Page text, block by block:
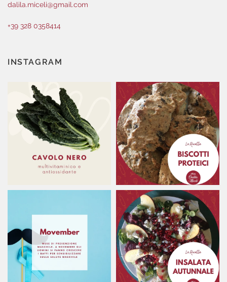
dalila.miceli@gmail.com
+39 328 0358414
INSTAGRAM